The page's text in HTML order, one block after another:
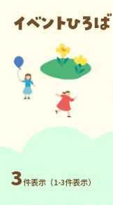
3件表示（1-3件表示）